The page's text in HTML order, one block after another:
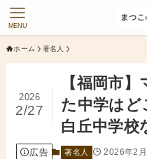
MENU
ホーム 著名人
【福岡市
た中学はど
白丘中学校
2026
2/27
広告 著名人 2026年2